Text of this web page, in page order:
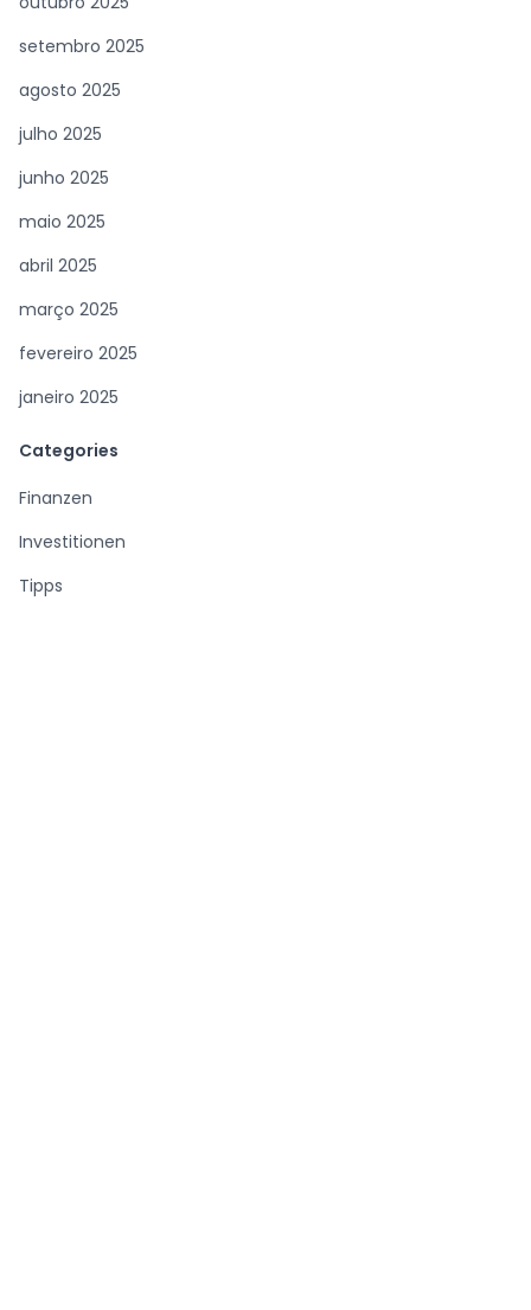
setembro 2025
agosto 2025
julho 2025
junho 2025
maio 2025
abril 2025
março 2025
fevereiro 2025
janeiro 2025
Categories
Finanzen
Investitionen
Tipps